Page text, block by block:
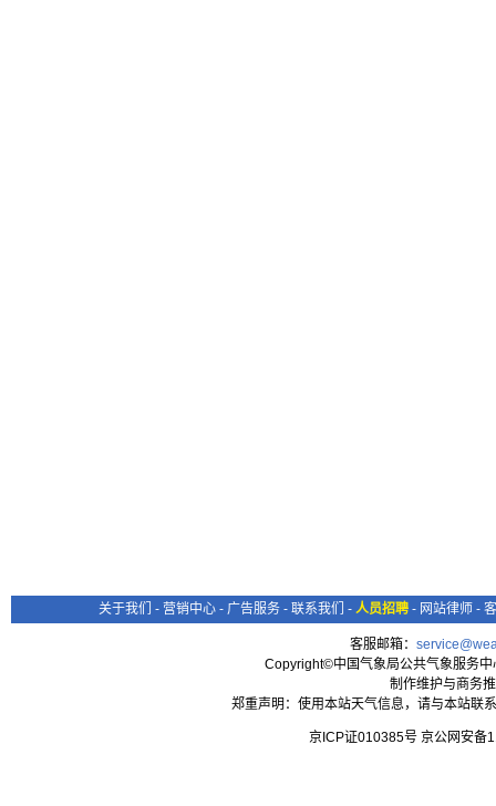
关于我们 - 营销中心 - 广告服务 - 联系我们 - 人员招聘 - 网站律师 -
客服邮箱：
Copyright©中国气象局公共气象服务
制作维护与商务
郑重声明：使用本站天气信息，请与本站联
京ICP证010385号 京公网安备